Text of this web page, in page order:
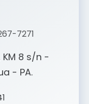
7271
KM 8 s/n -
- PA.